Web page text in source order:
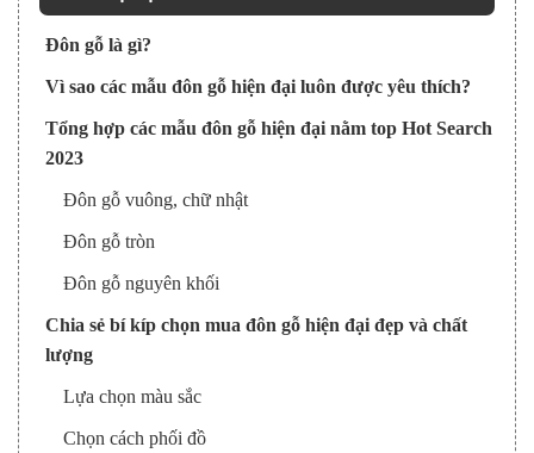
Đôn gỗ là gì?
Vì sao các mẫu đôn gỗ hiện đại luôn được yêu thích?
Tổng hợp các mẫu đôn gỗ hiện đại nằm top Hot Search
2023
Đôn gỗ vuông, chữ nhật
Đôn gỗ tròn
Đôn gỗ nguyên khối
Chia sẻ bí kíp chọn mua đôn gỗ hiện đại đẹp và chất
lượng
Lựa chọn màu sắc
Chọn cách phối đồ